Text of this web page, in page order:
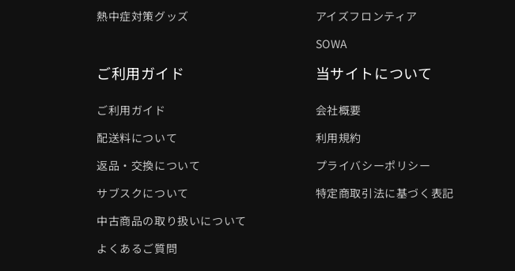
熱中症対策グッズ
アイズフロンティア
SOWA
ご利用ガイド
ご利用ガイド
配送料について
返品・交換について
サブスクについて
中古商品の取り扱いについて
よくあるご質問
当サイトについて
会社概要
利用規約
プライバシーポリシー
特定商取引法に基づく表記